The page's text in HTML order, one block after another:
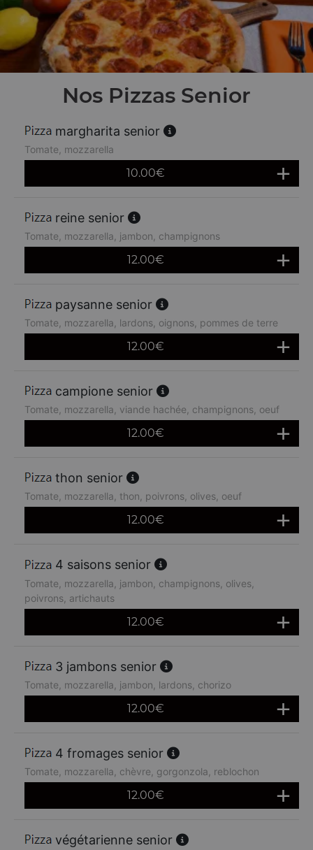
Nos Pizzas Senior
margharita senior
Tomate, mozzarella
10.00€
reine senior
Tomate, mozzarella, jambon, champignons
12.00€
paysanne senior
Tomate, mozzarella, lardons, oignons, pommes de terre
12.00€
campione senior
Tomate, mozzarella, viande hachée, champignons, oeuf
12.00€
thon senior
Tomate, mozzarella, thon, poivrons, olives, oeuf
12.00€
4 saisons senior
Tomate, mozzarella, jambon, champignons, olives,
poivrons, artichauts
12.00€
3 jambons senior
Tomate, mozzarella, jambon, lardons, chorizo
12.00€
4 fromages senior
Tomate, mozzarella, chèvre, gorgonzola, reblochon
12.00€
végétarienne senior